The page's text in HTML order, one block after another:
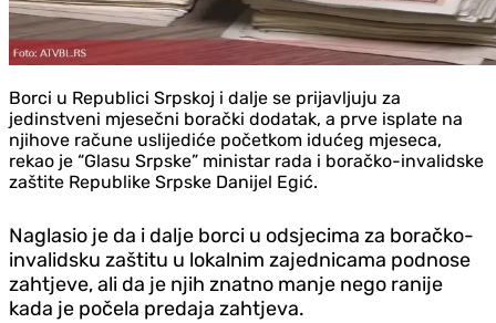
Borci u Republici Srpskoj i dalje se prijavljuju za
jedinstveni mjesečni borački dodatak, a prve isplate na
njihove račune uslijediće početkom idućeg mjeseca,
rekao je “Glasu Srpske” ministar rada i boračko-invalidske
zaštite Republike Srpske Danijel Egić.
Naglasio je da i dalje borci u odsjecima za boračko-
invalidsku zaštitu u lokalnim zajednicama podnose
zahtjeve, ali da je njih znatno manje nego ranije
kada je počela predaja zahtjeva.